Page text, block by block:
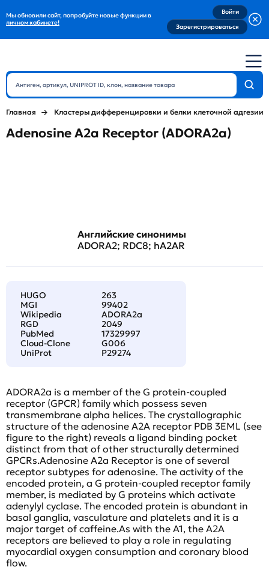
Мы обновили сайт, попробуйте новые функции в
личном кабинете!
Войти
Зарегистрироваться
Главная Кластеры дифференцировки и белки клеточной адгезии
Adenosine A2a Receptor (ADORA2a)
Английские синонимы
ADORA2; RDC8; hA2AR
HUGO
263
MGI
99402
Wikipedia
ADORA2a
RGD
2049
PubMed
17329997
Cloud-Clone
G006
UniProt
P29274
ADORA2a is a member of the G protein-coupled
receptor (GPCR) family which possess seven
transmembrane alpha helices. The crystallographic
structure of the adenosine A2A receptor PDB 3EML (see
figure to the right) reveals a ligand binding pocket
distinct from that of other structurally determined
GPCRs.Adenosine A2a Receptor is one of several
receptor subtypes for adenosine. The activity of the
encoded protein, a G protein-coupled receptor family
member, is mediated by G proteins which activate
adenylyl cyclase. The encoded protein is abundant in
basal ganglia, vasculature and platelets and it is a
major target of caffeine.As with the A1, the A2A
receptors are believed to play a role in regulating
myocardial oxygen consumption and coronary blood
flow.